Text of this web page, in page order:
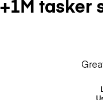
+1M tasker